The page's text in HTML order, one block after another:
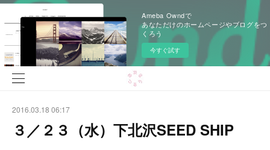
Ameba Owndで
あなただけのホームページやブログをつ
くろう
今すぐ試す
2016.03.18 06:17
３／２３（水）下北沢SEED SHIP